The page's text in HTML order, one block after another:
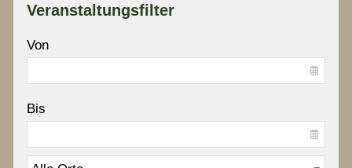
Tradition
Veranstaltungsfilter
Von
Bis